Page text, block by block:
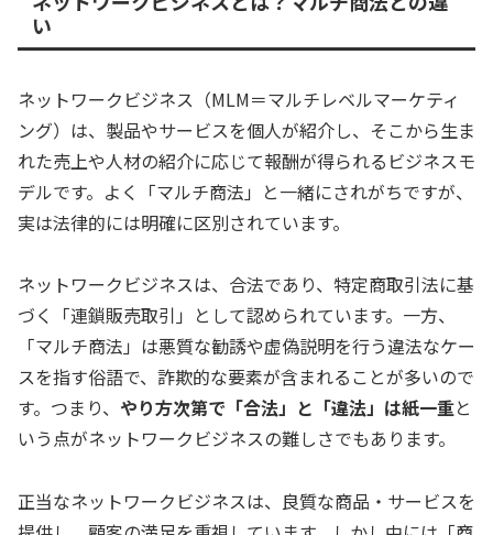
い
ネットワークビジネス（MLM＝マルチレベルマーケティ
ング）は、製品やサービスを個人が紹介し、そこから生ま
れた売上や人材の紹介に応じて報酬が得られるビジネスモ
デルです。よく「マルチ商法」と一緒にされがちですが、
実は法律的には明確に区別されています。
ネットワークビジネスは、合法であり、特定商取引法に基
づく「連鎖販売取引」として認められています。一方、
「マルチ商法」は悪質な勧誘や虚偽説明を行う違法なケー
スを指す俗語で、詐欺的な要素が含まれることが多いので
す。つまり、 やり方次第で「合法」と「違法」は紙一重と
いう点がネットワークビジネスの難しさでもあります。
正当なネットワークビジネスは、良質な商品・サービスを